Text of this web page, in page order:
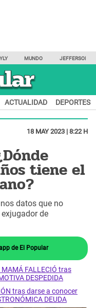
MUNDO JEFFERSON
ACTUALIDAD DEPORTES
18 MAY 2023 | 8:22 H
tiene el
datos que no
exjugador de
de El Popular
FALLECIÓ tras
DESPEDIDA
tras darse a conocer
DEUDA